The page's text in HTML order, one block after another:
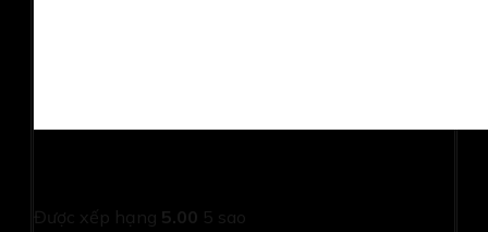
Được xếp hạng 5.00 5 sao